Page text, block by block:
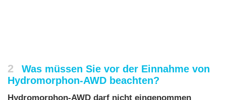
2
Was müssen Sie vor der Einnahme von
Hydromorphon-AWD beachten?
Hydromorphon-AWD darf nicht eingenommen